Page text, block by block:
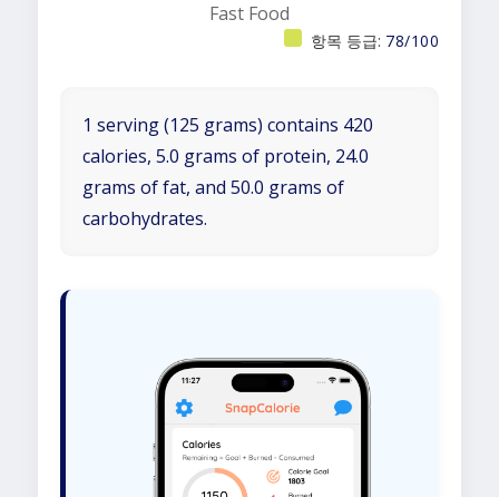
Fast Food
항목 등급: 78/100
1 serving (125 grams) contains 420
calories, 5.0 grams of protein, 24.0
grams of fat, and 50.0 grams of
carbohydrates.